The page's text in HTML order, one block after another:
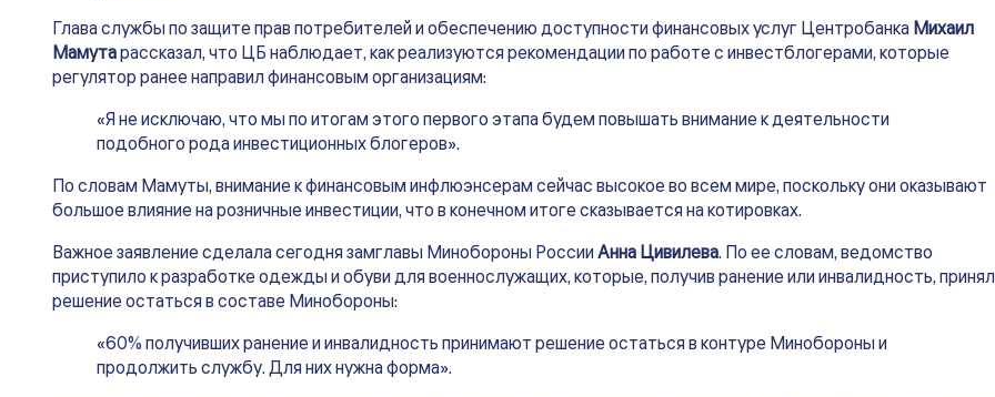
Глава службы по защите прав потребителей и обеспечению доступности финансовых услуг Центробанка Михаил
Мамутарассказал, что ЦБ наблюдает, как реализуются рекомендации по работе с инвестблогерами, которые
регулятор ранее направил финансовым организациям:
«Я не исключаю, что мы по итогам этого первого этапа будем повышать внимание к деятельности
подобного рода инвестиционных блогеров».
По словам Мамуты, внимание к финансовым инфлюэнсерам сейчас высокое во всем мире, поскольку они оказывают
большое влияние на розничные инвестиции, что в конечном итоге сказывается на котировках.
Важное заявление сделала сегодня замглавы Минобороны РоссииАнна Цивилева. По ее словам, ведомство
приступило к разработке одежды и обуви для военнослужащих, которые, получив ранение или инвалидность,
решение остаться в составе Минобороны:
«60% получивших ранение и инвалидность принимают решение остаться в контуре Минобороны и
продолжить службу. Для них нужна форма».